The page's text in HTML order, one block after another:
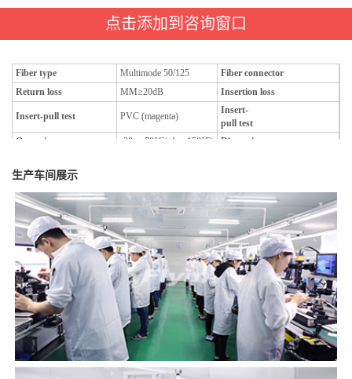
点击添加到咨询窗口
Fiber type Multimode 50/125 Fiber connector
Return loss
MM≥20dB Insertion loss
Insert-pull test PVC (magenta)
Insert-
pull test
Operation temperature -20 to 70°C(-4 to 158°F) Dimensions
生产车间展示